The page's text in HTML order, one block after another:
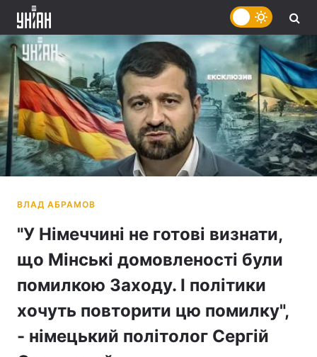
"У Німеччині не готові визнати,
що Мінські домовленості були
помилкою Заходу. І політики
хочуть повторити цю помилку",
- німецький політолог Сергій